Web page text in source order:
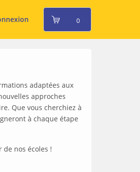
0
adaptées aux
approches
Que vous cherchiez à
à chaque étape
nos écoles !